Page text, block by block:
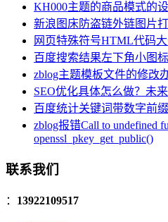
KH000主题的商品模式的
新浪图床防盗链外链图片
网页特殊符号HTML代码
百度搜索结果左下角小图
zblog主题模板文件的修改
SEO优化具体怎么做？未
百度统计关键词带数字前
zblog报错Call to undefined
openssl_pkey_get_public()
联系我们
： 13922109517